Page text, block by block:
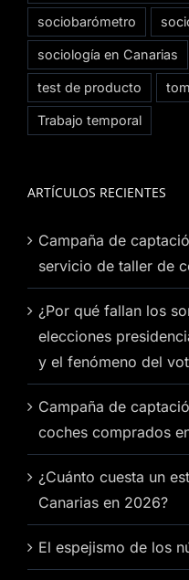
sociobarómetro
sociología en Canarias
test de producto
Trabajo temporal
ARTÍCULOS RECIENTES
Campaña de
servicio de taller de
¿Por qué fallan los
elecciones
y el fenómeno del
Campaña de
coches comprados
¿Cuánto cuesta un
Canarias en 2026?
El espejismo de los